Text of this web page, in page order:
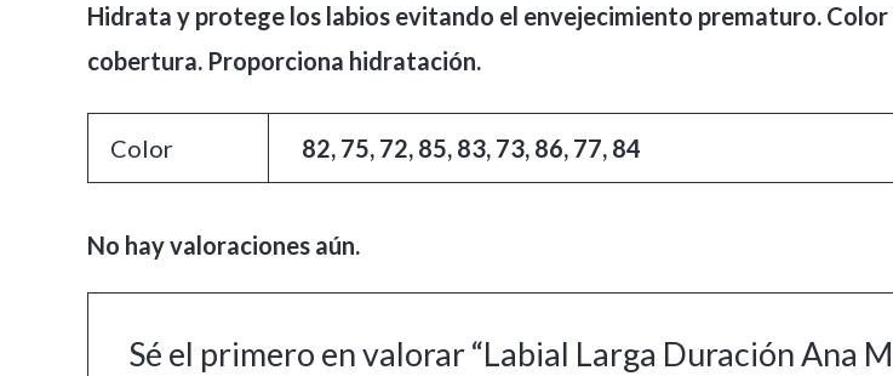
Hidrata y protege los labios evitando el envejecimiento prematuro.
cobertura. Proporciona hidratación.
Color 82, 75, 72, 85, 83, 73, 86, 77, 84
No hay valoraciones aún.
Sé el primero en valorar “Labial Larga Duración Ana